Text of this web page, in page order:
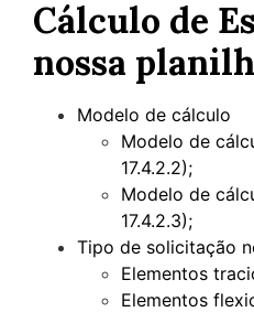
Cálculo de
nossa
Modelo de cálculo
Modelo de
17.4.2.2);
Modelo de
17.4.2.3);
Tipo de solicitação
Elementos
Elementos